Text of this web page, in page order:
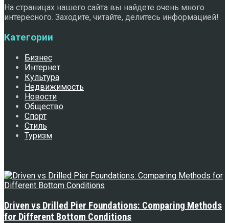
На страницах нашего сайта вы найдете очень много
интересного. Заходите, читайте, делитесь информацией!
Категории
Бизнес
Интернет
Культура
Недвижимость
Новости
Общество
Спорт
Стиль
Туризм
Driven vs Drilled Pier Foundations: Comparing Methods
for Different Bottom Conditions